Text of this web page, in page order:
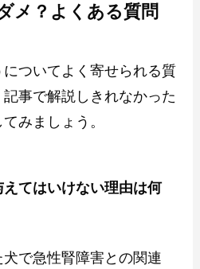
メ？よくある質問
ついてよく寄せられる質
事で解説しきれなかった
みましょう。
てはいけない理由は何
で急性腎障害との関連